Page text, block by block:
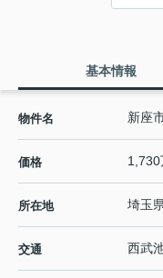
基本情報
物件名 新座
価格 1,730
所在地 埼玉
交通 西武